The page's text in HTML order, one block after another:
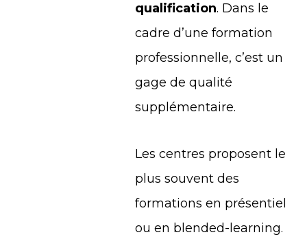
qualification. Dans le
cadre d’une formation
professionnelle, c’est un
gage de qualité
supplémentaire.
Les centres proposent le
plus souvent des
formations en présentiel
ou en blended-learning.